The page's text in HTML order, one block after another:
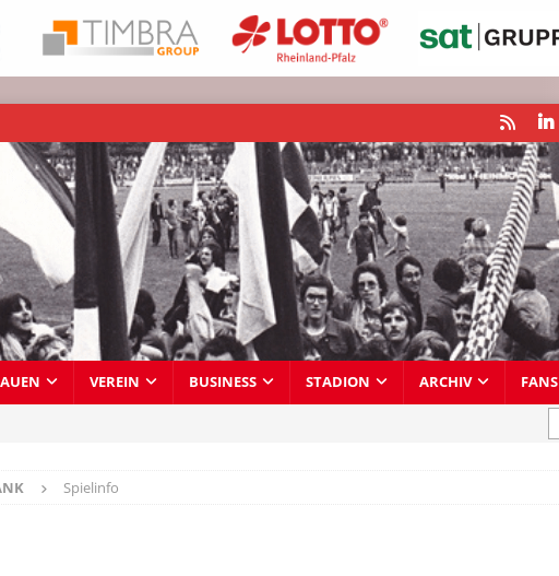
VEREIN BUSINESS STADION ARCHIV FANS
Spielinfo